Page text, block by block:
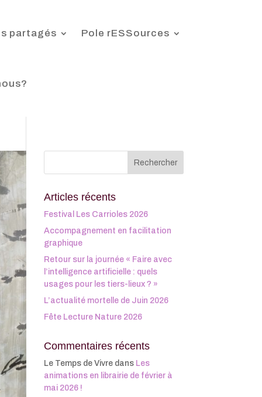
partagés Pole rESSources
Articles récents
Festival Les Carrioles 2026
Accompagnement en facilitation
graphique
Retour sur la journée « Faire avec
l’intelligence artificielle : quels
usages pour les tiers-lieux ? »
L’actualité mortelle de Juin 2026
Fête Lecture Nature 2026
Commentaires récents
Le Temps de Vivredans Les
animations en librairie de février à
mai 2026 !